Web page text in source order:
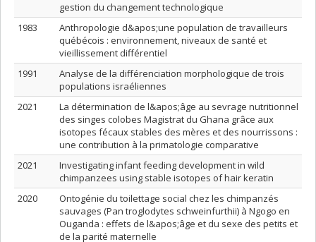
gestion du changement technologique
1983
Anthropologie d&apos;une population de travailleurs
québécois : environnement, niveaux de santé et
vieillissement différentiel
1991
Analyse de la différenciation morphologique de trois
populations israéliennes
2021
La détermination de l&apos;âge au sevrage nutritionnel
des singes colobes Magistrat du Ghana grâce aux
isotopes fécaux stables des mères et des nourrissons :
une contribution à la primatologie comparative
2021
Investigating infant feeding development in wild
chimpanzees using stable isotopes of hair keratin
2020
Ontogénie du toilettage social chez les chimpanzés
sauvages (Pan troglodytes schweinfurthii) à Ngogo en
Ouganda : effets de l&apos;âge et du sexe des petits et
de la parité maternelle